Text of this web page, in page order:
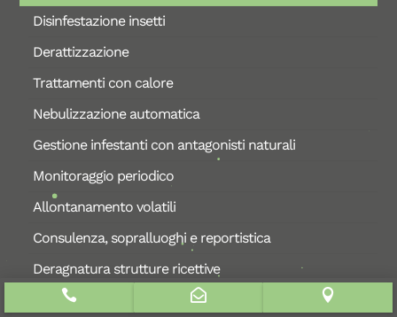
Disinfestazione insetti
Derattizzazione
Trattamenti con calore
Nebulizzazione automatica
Gestione infestanti con antagonisti naturali
Monitoraggio periodico
Allontanamento volatili
Consulenza, sopralluoghi e reportistica
Deragnatura strutture ricettive
  